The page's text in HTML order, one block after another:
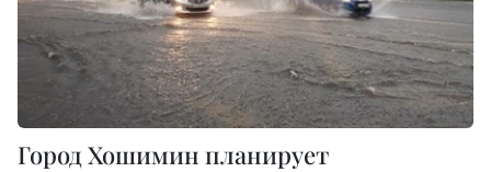
Город Хошимин планирует